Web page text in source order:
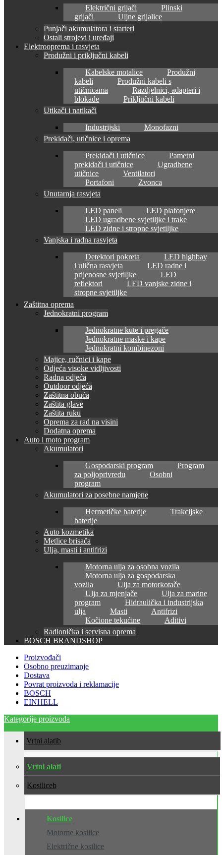
Električni grijači
Plinski
grijači
Uljne grijalice
Punjači akumulatora i starteri
Ostali strojevi i uređaji
Elektrooprema i rasvjeta
Produžni i priključni kabeli
Kabelske motalice
Produžni
kabeli
Produžni kabeli s
utičnicama
Razdjelnici, adapteri i
blokade
Priključni kabeli
Utikači i natikači
Industrijski
Monofazni
Prekidači, utičnice i oprema
Prekidači i utičnice
Pametni
prekidači i utičnice
Ugradbene
utičnice
Ventilatori
Portafoni
Zvonca
Unutarnja rasvjeta
LED paneli
LED plafonjere
LED ugradbene svjetiljke i trake
LED zidne i stropne svjetiljke
Vanjska i radna rasvjeta
Detektori pokreta
LED highbay
i ulična rasvjeta
LED radne i
prijenosne svjetiljke
LED
reflektori
LED vanjske zidne i
stropne svjetiljke
Zaštitna oprema
Jednokratni program
Jednokratne kute i pregače
Jednokratne maske i kape
Jednokratni kombinezoni
Majice, ručnici i kape
Odjeća visoke vidljivosti
Radna odjeća
Outdoor odjeća
Zaštitna obuća
Zaštita glave
Zaštita ruku
Oprema za rad na visini
Dodatna oprema
Auto i moto program
Akumulatori
Gospodarski program
Program
za poljoprivredu
Osobni
program
Akumulatori za posebne namjene
Hermetičke baterije
Trakcijske
baterije
Auto kozmetika
Metlice brisača
Ulja, masti i antifrizi
Motorna ulja za osobna vozila
Motorna ulja za gospodarska
vozila
Ulja za motorkotače
Ulja za mjenjače
Ulja za marine
program
Hidraulička i industrijska
ulja
Masti
Antifrizi
Kočione tekućine
Aditivi
Radionička i servisna oprema
BOSCH BRANDSHOP
Proizvođači
Osobno preuzimanje
Dostava
Povrat proizvoda i reklamacije
BOSCH
EINHELL
Kategorije proizvoda
Vrtni alati
Vrtni alati
Kosilice
Kosilice
Motorne kosilice
Električne kosilice